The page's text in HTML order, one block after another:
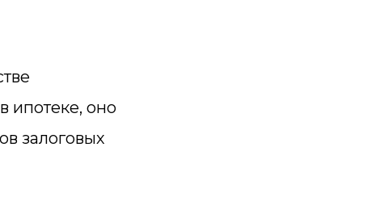
ипотеке, оно
залоговых